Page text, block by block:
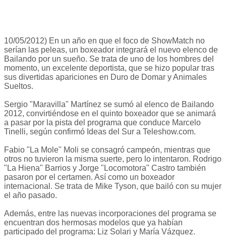
10/05/2012) En un año en que el foco de ShowMatch no
serían las peleas, un boxeador integrará el nuevo elenco de
Bailando por un sueño. Se trata de uno de los hombres del
momento, un excelente deportista, que se hizo popular tras
sus divertidas apariciones en Duro de Domar y Animales
Sueltos.
Sergio "Maravilla" Martínez se sumó al elenco de Bailando
2012, convirtiéndose en el quinto boxeador que se animará
a pasar por la pista del programa que conduce Marcelo
Tinelli, según confirmó Ideas del Sur a Teleshow.com.
Fabio "La Mole" Moli se consagró campeón, mientras que
otros no tuvieron la misma suerte, pero lo intentaron. Rodrigo
"La Hiena" Barrios y Jorge "Locomotora" Castro también
pasaron por el certamen. Así como un boxeador
internacional. Se trata de Mike Tyson, que bailó con su mujer
el año pasado.
Además, entre las nuevas incorporaciones del programa se
encuentran dos hermosas modelos que ya habían
participado del programa: Liz Solari y María Vázquez.